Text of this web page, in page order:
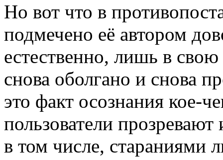
Но вот что в
подмечено её автором
естественно, лишь в
снова оболгано и снова
это факт осознания кое-
пользователи
в том числе, стараниями